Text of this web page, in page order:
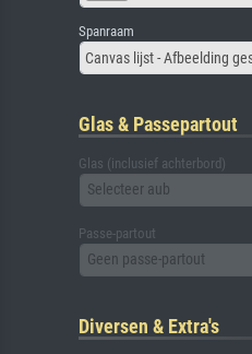
Spanraam
Glas & Passepartout
Glas (inclusief achterbord)
Selecteer aub
Passe-partout
Geen passe-partout
Diversen & Extra's